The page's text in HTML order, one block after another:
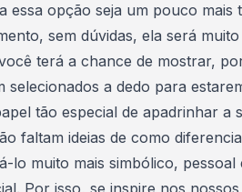
essa opção seja um pouco mais
sem dúvidas, ela será
terá a chance de mostrar,
selecionados a dedo para
tão especial de apadrinhar a
faltam ideias de como
lo muito mais simbólico,
. Por isso, se inspire nos